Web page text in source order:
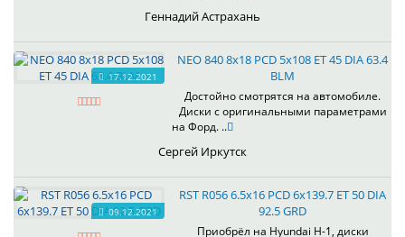
Геннадий Астрахань
17.12.2021
NEO 840 8x18 PCD 5x108 ET 45 DIA 63.4
BLM
Достойно смотрятся на автомобиле.
Диски с оригинальными параметрами
на Форд. ..
Сергей Иркутск
09.12.2021
RST R056 6.5x16 PCD 6x139.7 ET 50 DIA
92.5 GRD
Приобрёл на Hyundai H-1, диски